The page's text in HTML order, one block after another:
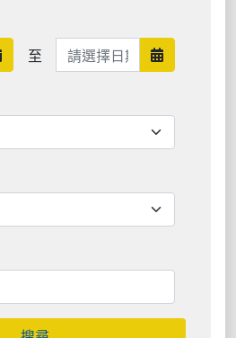
日期範圍開始
至 日期範圍結束 日期範圍